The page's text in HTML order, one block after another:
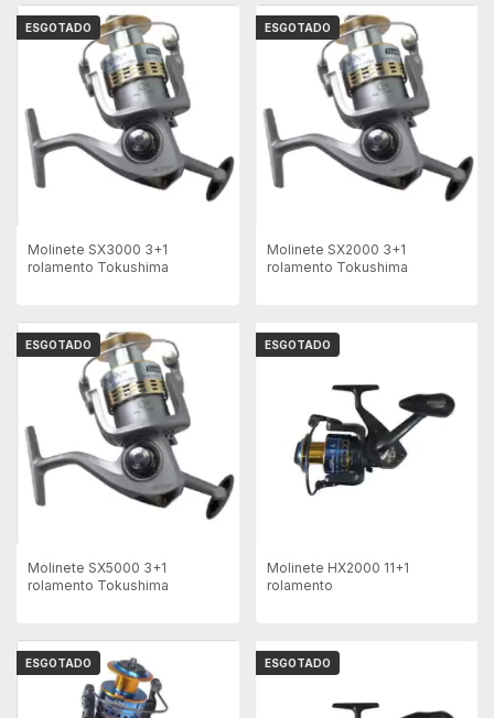
ESGOTADO
Molinete SX3000 3+1
rolamento Tokushima
ESGOTADO
Molinete SX2000 3+1
rolamento Tokushima
ESGOTADO
Molinete SX5000 3+1
rolamento Tokushima
ESGOTADO
Molinete HX2000 11+1
rolamento
ESGOTADO ESGOTADO